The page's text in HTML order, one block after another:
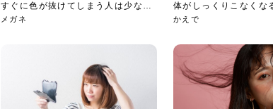
すぐに色が抜けてしまう人は少なく
ない...
メガネ
体がしっくりこなくな
です...
かえで